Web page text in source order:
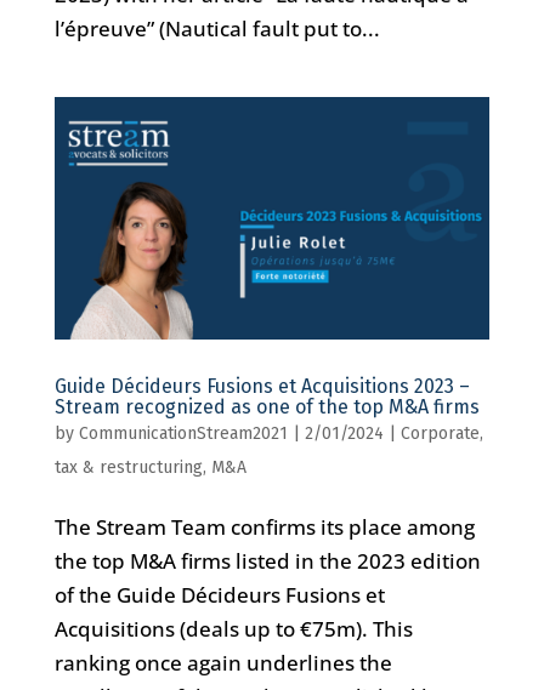
l’épreuve” (Nautical fault put to...
Guide Décideurs Fusions et Acquisitions 2023 –
Stream recognized as one of the top M&A firms
by CommunicationStream2021 2/01/2024
Corporate,
tax & restructuring, M&A
The Stream Team confirms its place among
the top M&A firms listed in the 2023 edition
of the Guide Décideurs Fusions et
Acquisitions (deals up to €75m). This
ranking once again underlines the